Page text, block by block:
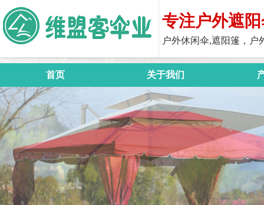
专注户外遮
户外休闲伞,遮阳篷，户
首页 关于我们